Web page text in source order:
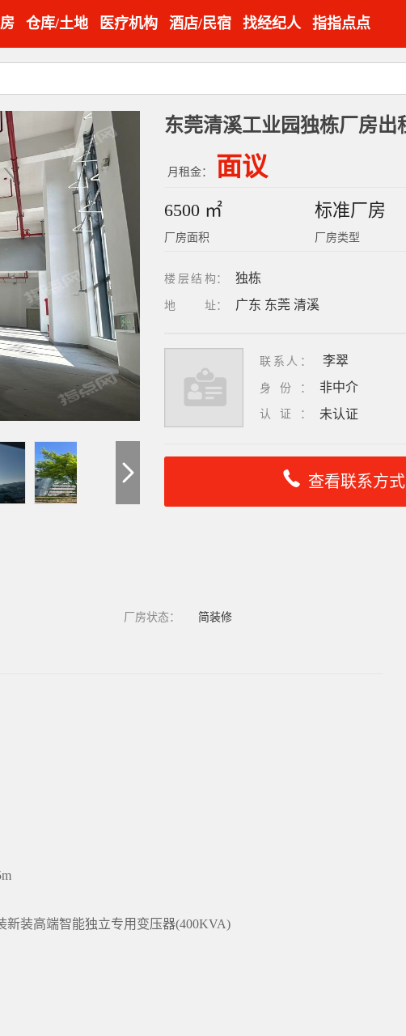
仓库/土地 医疗机构 酒店/民宿 找经纪人 指指点点
月租金： 面议
6500 ㎡
厂房面积
标准厂房
厂房类型
楼层结构 ： 独栋
地址： 广东 东莞 清溪
联系人： 李翠
身份： 非中介
认证： 未认证
查看联系方式
厂房状态： 简装修
装高端智能独立专用变压器(400KVA)